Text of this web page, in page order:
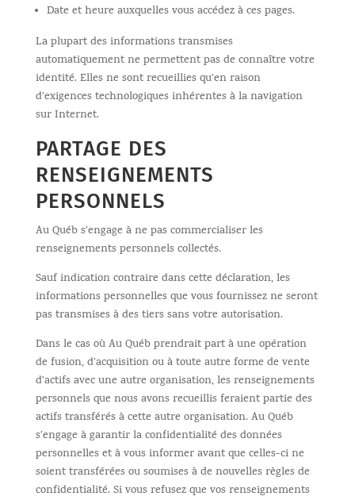
Date et heure auxquelles vous accédez à ces pages.
La plupart des informations transmises
automatiquement ne permettent pas de connaître votre
identité. Elles ne sont recueillies qu’en raison
d’exigences technologiques inhérentes à la navigation
sur Internet.
PARTAGE DES
RENSEIGNEMENTS
PERSONNELS
Au Québ s’engage à ne pas commercialiser les
renseignements personnels collectés.
Sauf indication contraire dans cette déclaration, les
informations personnelles que vous fournissez ne seront
pas transmises à des tiers sans votre autorisation.
Dans le cas où Au Québ prendrait part à une opération
de fusion, d’acquisition ou à toute autre forme de vente
d’actifs avec une autre organisation, les renseignements
personnels que nous avons recueillis feraient partie des
actifs transférés à cette autre organisation. Au Québ
s’engage à garantir la confidentialité des données
personnelles et à vous informer avant que celles-ci ne
soient transférées ou soumises à de nouvelles règles de
confidentialité. Si vous refusez que vos renseignements